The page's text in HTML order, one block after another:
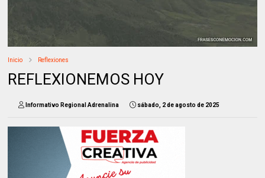
Inicio Reflexiones
REFLEXIONEMOS HOY
Informativo Regional Adrenalina sábado, 2 de agosto de 2025